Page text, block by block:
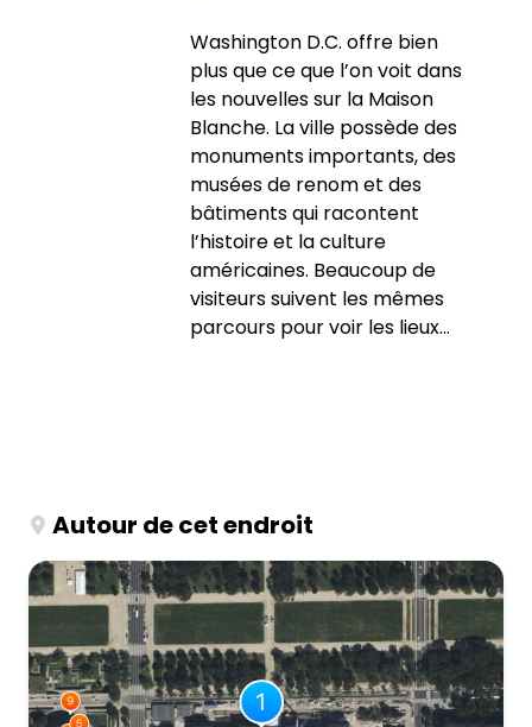
Washington D.C. offre bien
plus que ce que l’on voit dans
les nouvelles sur la Maison
Blanche. La ville possède des
monuments importants, des
musées de renom et des
bâtiments qui racontent
l’histoire et la culture
américaines. Beaucoup de
visiteurs suivent les mêmes
parcours pour voir les lieux...
Autour de cet endroit